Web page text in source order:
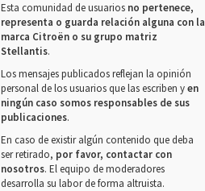
Esta comunidad de usuarios no pertenece,
representa o guarda relación alguna con la
marca Citroën o su grupo matriz
Stellantis.
Los mensajes publicados reflejan la opinión
personal de los usuarios que las escriben yen
ningún caso somos responsables de sus
publicaciones.
En caso de existir algún contenido que deba
ser retirado, por favor, contactar con
nosotros. El equipo de moderadores
desarrolla su labor de forma altruista.